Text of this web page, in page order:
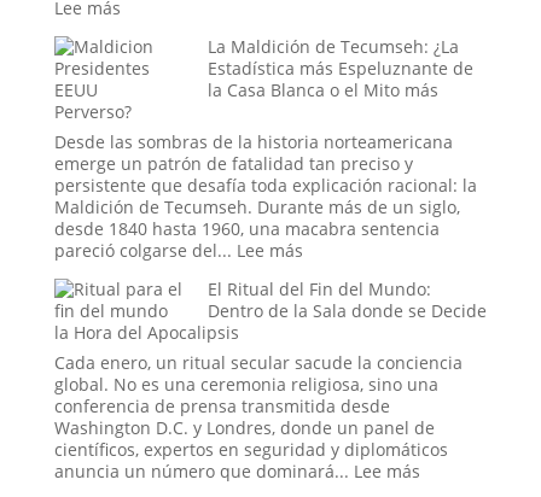
Ciencia
y
Sedujeron
a
la
Nueva
Era
Lee más:
Experimento
Ruso
Sueño:
La
Pesadilla
Digital
que
se
Hizo
Pasar
por
Historia
La Maldición de Tecumseh: ¿La
Estadística más Espeluznante de
la Casa Blanca o el Mito más
Perverso?
Desde las sombras de la historia norteamericana
emerge un patrón de fatalidad tan preciso y
persistente que desafía toda explicación racional: la
Maldición de Tecumseh. Durante más de un siglo,
desde 1840 hasta 1960, una macabra sentencia
pareció colgarse del... Lee más:
Maldición
de
¿La
Estadística
más
Espeluznante
de
la
El Ritual del Fin del Mundo:
Dentro de la Sala donde se Decide
la Hora del Apocalipsis
Cada enero, un ritual secular sacude la conciencia
global. No es una ceremonia religiosa, sino una
conferencia de prensa transmitida desde
Washington D.C. y Londres, donde un panel de
científicos, expertos en seguridad y diplomáticos
anuncia un número que dominará... Lee más: